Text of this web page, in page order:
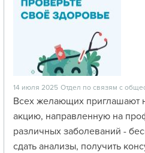
14 июля 2025 Отдел по связям с
Всех желающих приглашают
акцию, направленную на
различных заболеваний -
сдать анализы, получить